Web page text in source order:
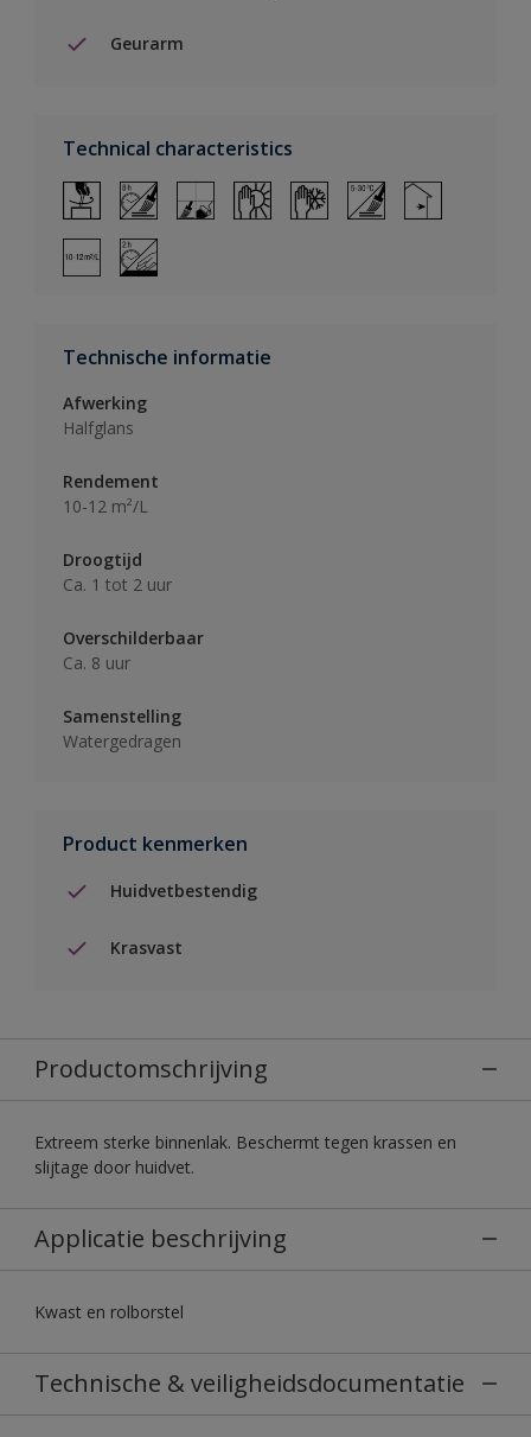
Geurarm
Technical characteristics
Technische informatie
Afwerking
Halfglans
Rendement
10-12 m²/L
Droogtijd
Ca. 1 tot 2 uur
Overschilderbaar
Ca. 8 uur
Samenstelling
Watergedragen
Product kenmerken
Huidvetbestendig
Krasvast
Productomschrijving
Extreem sterke binnenlak. Beschermt tegen krassen en
slijtage door huidvet.
Applicatie beschrijving
Kwast en rolborstel
Technische & veiligheidsdocumentatie